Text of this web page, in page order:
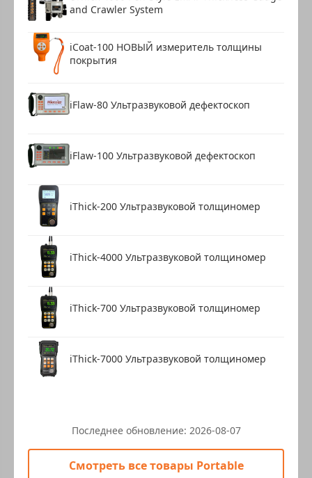
and Crawler System
iCoat-100 НОВЫЙ измеритель толщины
покрытия
iFlaw-80 Ультразвуковой дефектоскоп
iFlaw-100 Ультразвуковой дефектоскоп
iThick-200 Ультразвуковой толщиномер
iThick-4000 Ультразвуковой толщиномер
iThick-700 Ультразвуковой толщиномер
iThick-7000 Ультразвуковой толщиномер
Последнее обновление: 2026-08-07
Смотреть все товары Portable